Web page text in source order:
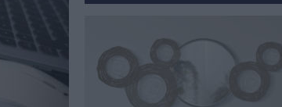
Ασπροχώματος
07/08/2026 15:15